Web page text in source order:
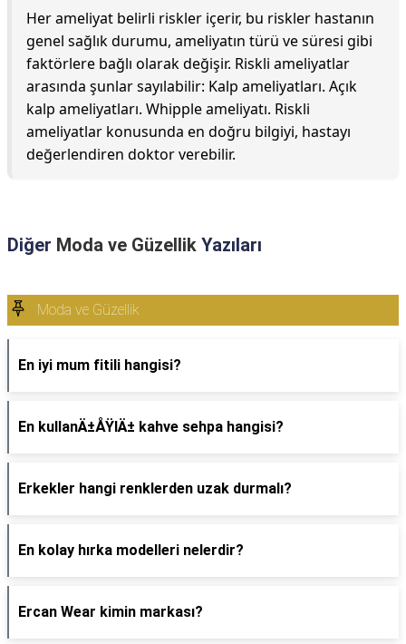
Her ameliyat belirli riskler içerir, bu riskler hastanın
genel sağlık durumu, ameliyatın türü ve süresi gibi
faktörlere bağlı olarak değişir. Riskli ameliyatlar
arasında şunlar sayılabilir: Kalp ameliyatları. Açık
kalp ameliyatları. Whipple ameliyatı. Riskli
ameliyatlar konusunda en doğru bilgiyi, hastayı
değerlendiren doktor verebilir.
Diğer Moda ve Güzellik Yazıları
Moda ve Güzellik
En iyi mum fitili hangisi?
En kullanÄ±ÅŸlÄ± kahve sehpa hangisi?
Erkekler hangi renklerden uzak durmalı?
En kolay hırka modelleri nelerdir?
Ercan Wear kimin markası?